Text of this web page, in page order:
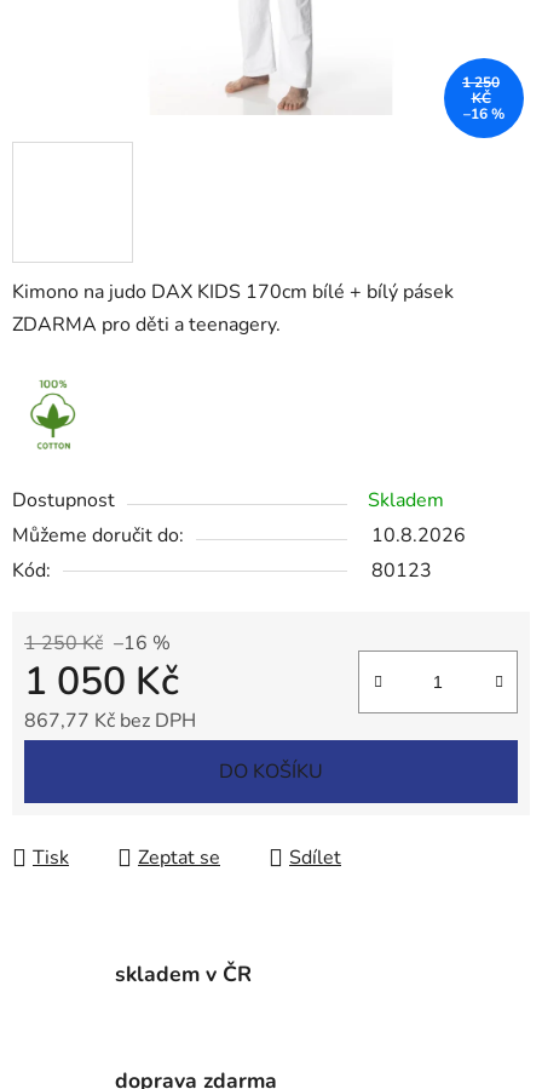
Kimono na judo DAX KIDS 170cm bílé + bílý pásek
ZDARMA pro děti a teenagery.
Dostupnost
Skladem
Můžeme doručit do:
10.8.2026
Kód:
80123
1 250 Kč –16 %
1 050 Kč
867,77 Kč bez DPH
DO KOŠÍKU
Tisk Zeptat se Sdílet
1 250
KČ
–16 %
skladem v ČR
doprava zdarma